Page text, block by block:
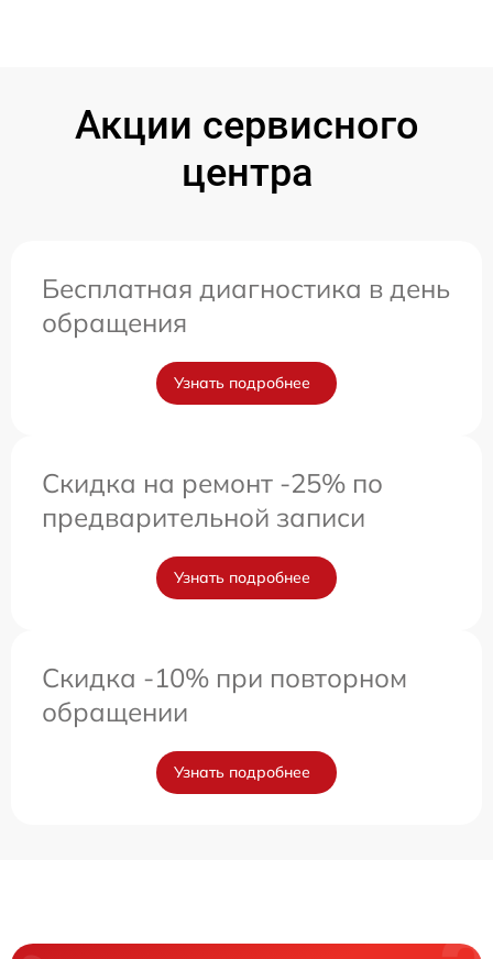
Акции сервисного
центра
Бесплатная диагностика в день
обращения
Узнать подробнее
Скидка на ремонт -25% по
предварительной записи
Узнать подробнее
Скидка -10% при повторном
обращении
Узнать подробнее